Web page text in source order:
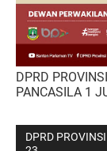
DPRD
PANCASILA 1
DPRD